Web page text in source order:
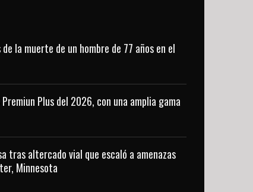
la muerte de un hombre de 77 años en el
Plus del 2026, con una amplia gama
tras altercado vial que escaló a amenazas
Minnesota